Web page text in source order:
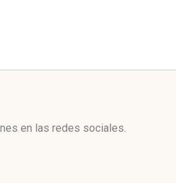
en las redes sociales.